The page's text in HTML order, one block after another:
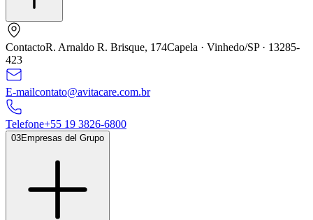
ContactoR. Arnaldo R. Brisque, 174Capela · Vinhedo/SP · 13285-
423
E-mailcontato@avitacare.com.br
Telefone+55 19 3826-6800
03Empresas del Grupo